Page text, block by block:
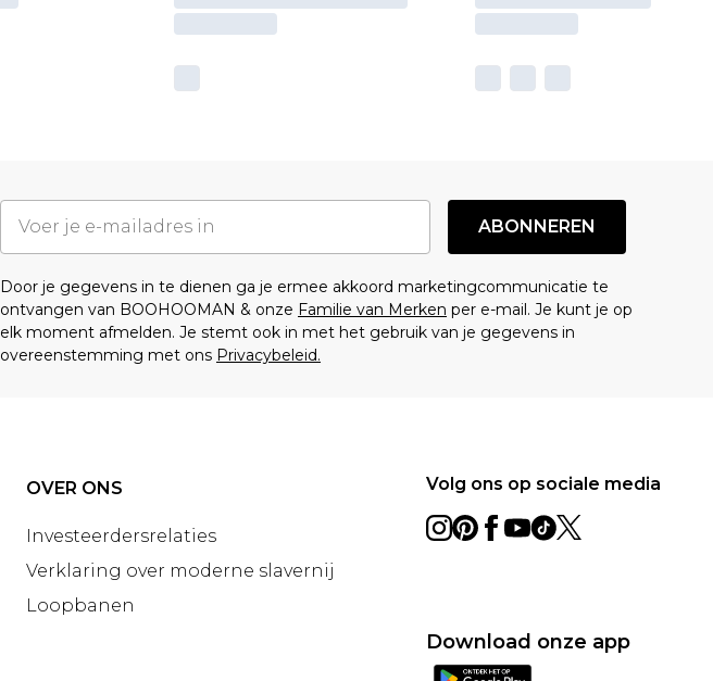
ABONNEREN
Door je gegevens in te dienen ga je ermee akkoord marketingcommunicatie te
ontvangen van BOOHOOMAN & onze Familie van Merken per e-mail. Je kunt je op
elk moment afmelden. Je stemt ook in met het gebruik van je gegevens in
overeenstemming met ons Privacybeleid.
OVER ONS
Investeerdersrelaties
Verklaring over moderne slavernij
Loopbanen
Volg ons op sociale media
Download onze app